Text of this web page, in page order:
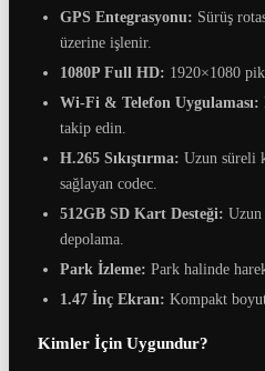
GPS Entegrasyonu: Sürüş
üzerine işlenir.
1080P Full HD: 1920×1080
Wi-Fi & Telefon Uygulaması:
takip edin.
H.265 Sıkıştırma: Uzun süreli
sağlayan codec.
512GB SD Kart Desteği: Uzun
depolama.
Park İzleme: Park halinde
1.47 İnç Ekran: Kompakt
Kimler İçin Uygundur?